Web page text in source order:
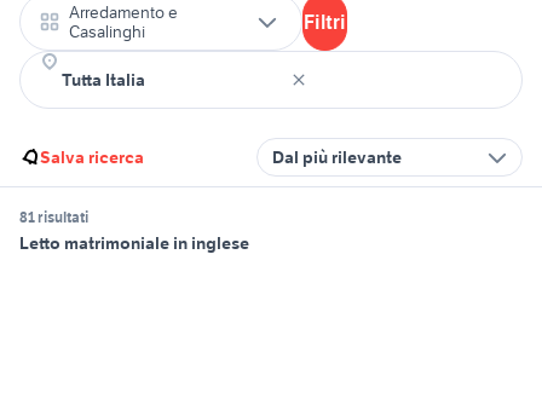
Arredamento e
Casalinghi
Filtri
Salva ricerca Dal più rilevante
81 risultati
Letto matrimoniale in inglese